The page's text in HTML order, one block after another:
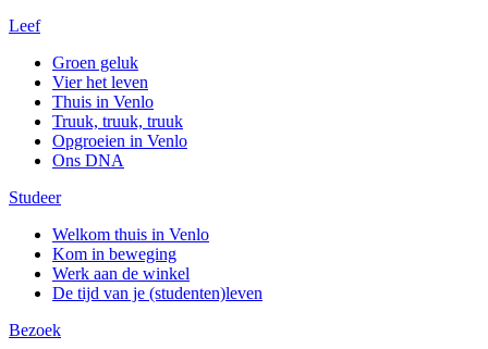
Leef
Groen geluk
Vier het leven
Thuis in Venlo
Truuk, truuk, truuk
Opgroeien in Venlo
Ons DNA
Studeer
Welkom thuis in Venlo
Kom in beweging
Werk aan de winkel
De tijd van je (studenten)leven
Bezoek